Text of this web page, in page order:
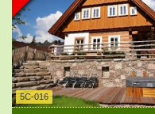
5C-016